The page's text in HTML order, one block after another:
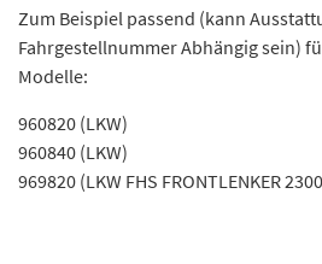
Zum Beispiel passend (kann
Fahrgestellnummer Abhängig sein)
Modelle:
960820 (LKW)
960840 (LKW)
969820 (LKW FHS FRONTLENKER